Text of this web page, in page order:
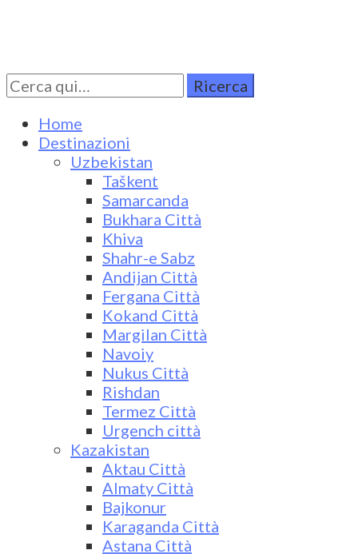
Turkestan Travel
Discover Central Asia
Cerca
per:
Home
Destinazioni
Uzbekistan
Taškent
Samarcanda
Bukhara Città
Khiva
Shahr-e Sabz
Andijan Città
Fergana Città
Kokand Città
Margilan Città
Navoiy
Nukus Città
Rishdan
Termez Città
Urgench città
Kazakistan
Aktau Città
Almaty Città
Bajkonur
Karaganda Città
Astana Città